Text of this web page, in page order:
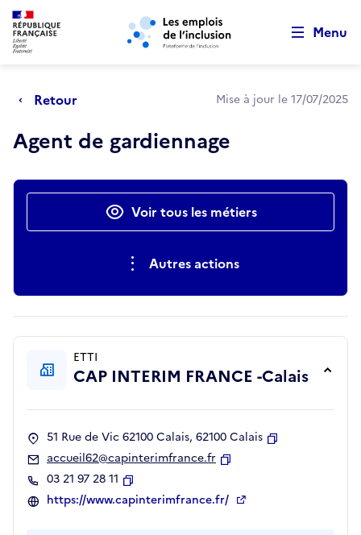
Aller au menu principal Aller au contenu principal
Menu
Retour Mise à jour le 17/07/2025
Agent de gardiennage
Actions rapidesVoir tous les métiers
Autres actions
ETTI
CAP INTERIM FRANCE -Calais
51 Rue de Vic 62100 Calais, 62100 Calais
accueil62@capinterimfrance.fr
03 21 97 28 11
Copier
https://www.capinterimfrance.fr/
Retour au début de la page
Panneau de gestion des cookies